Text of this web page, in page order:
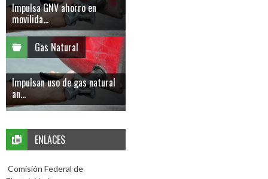
Impulsa GNV ahorro en
movilida...
Gas Natural
Impulsan uso de gas natural
an...
ENLACES
Comisión Federal de